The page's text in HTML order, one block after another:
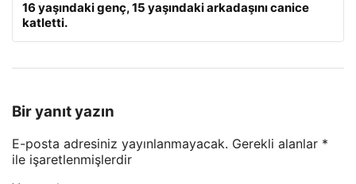
16 yaşındaki genç, 15 yaşındaki arkadaşını canice
katletti.
Bir yanıt yazın
E-posta adresiniz yayınlanmayacak. Gerekli alanlar *
ile işaretlenmişlerdir